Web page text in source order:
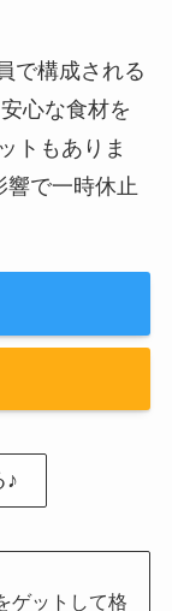
で構成される
心な食材を
トもありま
響で一時休止
♪
ゲットして格